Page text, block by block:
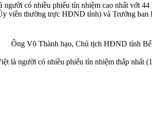
người có nhiều phiếu tín nhiệm cao nhất với
viên thường trực HĐND tỉnh) và Trưởng ban
Ông Võ Thành hạo, Chủ tịch HĐND tỉnh
là người có nhiều phiếu tín nhiệm thấp nhất